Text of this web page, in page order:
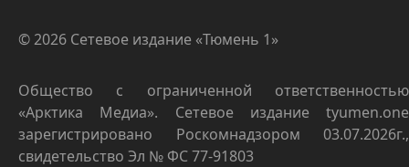
© 2026 Сетевое издание «Тюмень 1»
Общество с ограниченной ответственностью
«Арктика Медиа». Сетевое издание tyumen.one
зарегистрировано Роскомнадзором 03.07.2026г.,
свидетельство Эл № ФС 77-91803